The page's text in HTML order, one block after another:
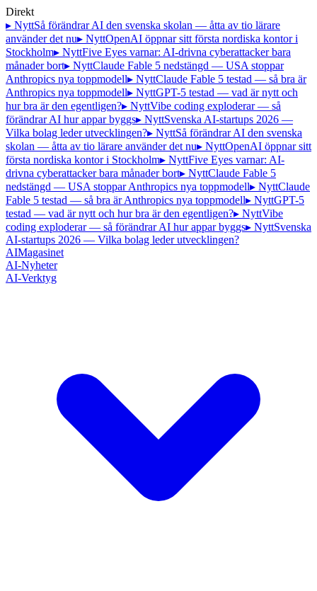
Direkt
▸ NyttSå förändrar AI den svenska skolan — åtta av tio lärare
använder det nu▸ NyttOpenAI öppnar sitt första nordiska kontor i
Stockholm▸ NyttFive Eyes varnar: AI-drivna cyberattacker bara
månader bort▸ NyttClaude Fable 5 nedstängd — USA stoppar
Anthropics nya toppmodell▸ NyttClaude Fable 5 testad — så bra är
Anthropics nya toppmodell▸ NyttGPT-5 testad — vad är nytt och
hur bra är den egentligen?▸ NyttVibe coding exploderar — så
förändrar AI hur appar byggs▸ NyttSvenska AI-startups 2026 —
Vilka bolag leder utvecklingen?▸ NyttSå förändrar AI den svenska
skolan — åtta av tio lärare använder det nu▸ NyttOpenAI öppnar sitt
första nordiska kontor i Stockholm▸ NyttFive Eyes varnar: AI-
drivna cyberattacker bara månader bort▸ NyttClaude Fable 5
nedstängd — USA stoppar Anthropics nya toppmodell▸ NyttClaude
Fable 5 testad — så bra är Anthropics nya toppmodell▸ NyttGPT-5
testad — vad är nytt och hur bra är den egentligen?▸ NyttVibe
coding exploderar — så förändrar AI hur appar byggs▸ NyttSvenska
AI-startups 2026 — Vilka bolag leder utvecklingen?
AIMagasinet
AI-Nyheter
AI-Verktyg